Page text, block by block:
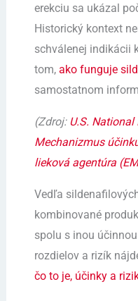
erekciu sa ukázal
Historický kontext
schválenej indikácii
tom, ako funguje
samostatnom
(Zdroj: U.S.
Mechanizmus
lieková agentúra
Vedľa
kombinované
spolu s inou
rozdielov a rizík
čo to je, účinky a